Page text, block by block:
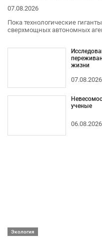
07.08.2026
Пока технологические
сверхмощных автономных
жизни
07.08.2026
ученые
06.08.2026
Экология